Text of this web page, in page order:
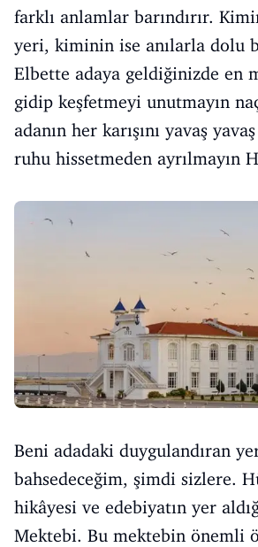
farklı anlamlar barındırır.
yeri, kiminin ise anılarla dolu
Elbette adaya geldiğinizde en
gidip keşfetmeyi unutmayın
adanın her karışını yavaş
ruhu hissetmeden ayrılmayın
Beni adadaki duygulandıran
bahsedeceğim, şimdi sizlere.
hikâyesi ve edebiyatın yer
Mektebi. Bu mektebin önemli